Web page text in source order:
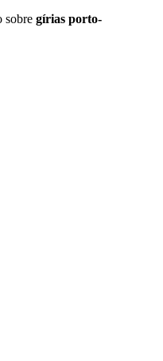
sobre gírias porto-